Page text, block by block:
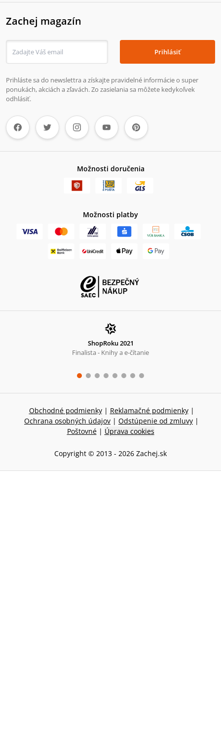
Zachej magazín
Prihlásiť
Prihláste sa do newslettra a získajte pravidelné informácie o super
ponukách, akciách a zľavách. Zo zasielania sa môžete kedykoľvek
odhlásiť.
Možnosti doručenia
Možnosti platby
ShopRoku 2021
Finalista - Knihy a e-čítanie
Obchodné podmienky | Reklamačné podmienky |
Ochrana osobných údajov | Odstúpenie od zmluvy |
Poštovné | Úprava cookies
Copyright © 2013 - 2026 Zachej.sk